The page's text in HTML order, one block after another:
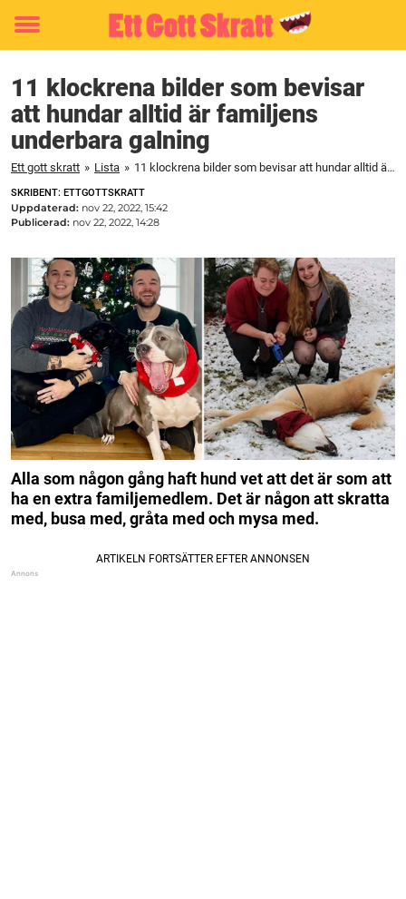
Toggle
11 klockrena bilder som bevisar
att hundar alltid är familjens
underbara galning
Ett gott skratt » Lista » 11 klockrena bilder som bevisar att hundar alltid är familjens underbara galning
SKRIBENT: ETTGOTTSKRATT
Uppdaterad: nov 22, 2022, 15:42
Publicerad: nov 22, 2022, 14:28
Alla som någon gång haft hund vet att det är som att
ha en extra familjemedlem. Det är någon att skratta
med, busa med, gråta med och mysa med.